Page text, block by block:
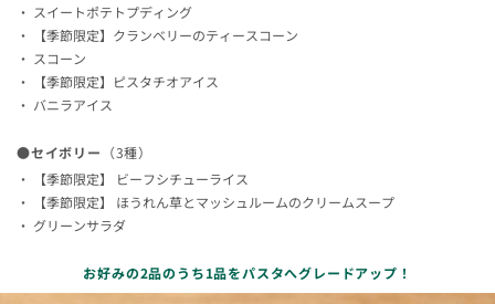
スイートポテトプディング
【季節限定】クランベリーのティースコーン
スコーン
【季節限定】ピスタチオアイス
バニラアイス
●セイボリー （3種）
【季節限定】 ビーフシチューライス
【季節限定】 ほうれん草とマッシュルームのクリームスープ
グリーンサラダ
お好みの2品のうち1品をパスタへグレードアップ！